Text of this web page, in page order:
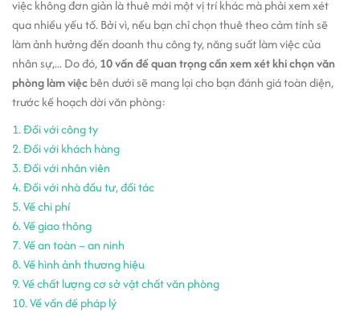
việc không đơn giản là thuê mới một vị trí khác mà phải xem xét
qua nhiều yếu tố. Bởi vì, nếu bạn chỉ chọn thuê theo cảm tính sẽ
làm ảnh hưởng đến doanh thu công ty, năng suất làm việc của
nhân sự,... Do đó,10 vấn đề quan trọng cần xem xét khi chọn văn
phòng làm việcbên dưới sẽ mang lại cho bạn đánh giá toàn diện,
trước kế hoạch dời văn phòng:
1. Đối với công ty
2. Đối với khách hàng
3. Đối với nhân viên
4. Đối với nhà đầu tư, đối tác
5. Về chi phí
6. Về giao thông
7. Về an toàn – an ninh
8. Về hình ảnh thương hiệu
9. Về chất lượng cơ sở vật chất văn phòng
10. Về vấn đề pháp lý